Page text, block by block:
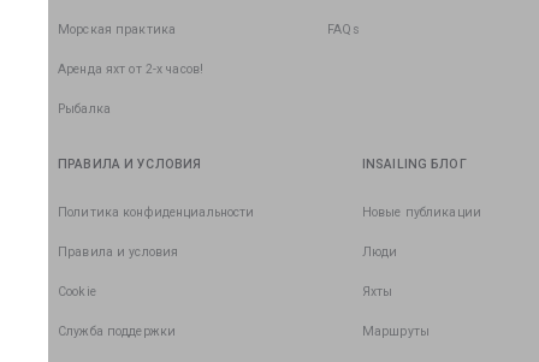
Морская практика
Аренда яхт от 2-х часов!
Рыбалка
FAQs
ПРАВИЛА И УСЛОВИЯ
Политика конфиденциальности
Правила и условия
Cookie
Служба поддержки
INSAILING БЛОГ
Новые публикации
Люди
Яхты
Маршруты